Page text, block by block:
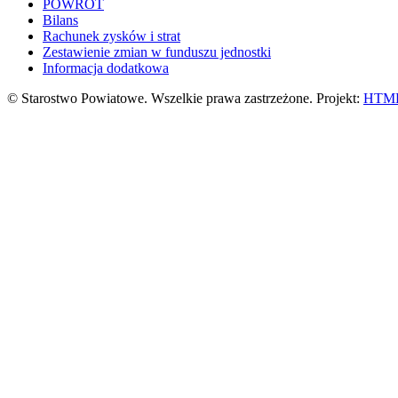
POWRÓT
Bilans
Rachunek zysków i strat
Zestawienie zmian w funduszu jednostki
Informacja dodatkowa
© Starostwo Powiatowe. Wszelkie prawa zastrzeżone. Projekt: